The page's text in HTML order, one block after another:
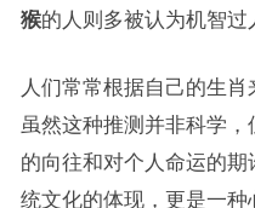
猴的人则多被认为机智过
人们常常根据自己的生
虽然这种推测并非科学
的向往和对个人命运的
统文化的体现，更是一种